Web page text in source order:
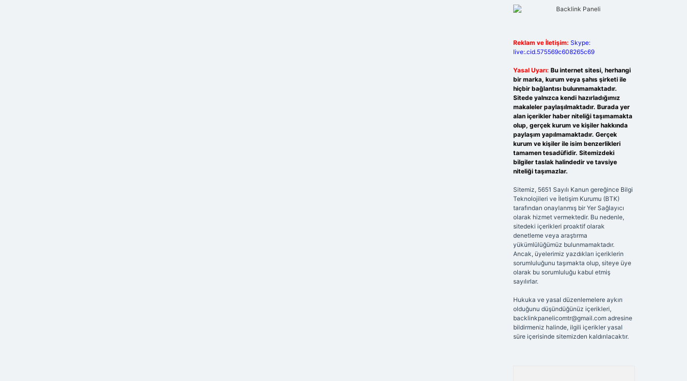
Reklam ve İletişim: Skype:
live:.cid.575569c608265c69
Yasal Uyarı: Bu internet sitesi, herhangi
bir marka, kurum veya şahıs şirketi ile
hiçbir bağlantısı bulunmamaktadır.
Sitede yalnızca kendi hazırladığımız
makaleler paylaşılmaktadır. Burada yer
alan içerikler haber niteliği taşımamakta
olup, gerçek kurum ve kişiler hakkında
paylaşım yapılmamaktadır. Gerçek
kurum ve kişiler ile isim benzerlikleri
tamamen tesadüfidir. Sitemizdeki
bilgiler taslak halindedir ve tavsiye
niteliği taşımazlar.
Sitemiz, 5651 Sayılı Kanun gereğince Bilgi
Teknolojileri ve İletişim Kurumu (BTK)
tarafından onaylanmış bir Yer Sağlayıcı
olarak hizmet vermektedir. Bu nedenle,
sitedeki içerikleri proaktif olarak
denetleme veya araştırma
yükümlülüğümüz bulunmamaktadır.
Ancak, üyelerimiz yazdıkları içeriklerin
sorumluluğunu taşımakta olup, siteye üye
olarak bu sorumluluğu kabul etmiş
sayılırlar.
Hukuka ve yasal düzenlemelere aykırı
olduğunu düşündüğünüz içerikleri,
backlinkpanelicomtr@gmail.comadresine
bildirmeniz halinde, ilgili içerikler yasal
süre içerisinde sitemizden kaldırılacaktır.